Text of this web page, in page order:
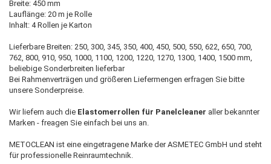
Breite: 450 mm
Lauflänge: 20 m je Rolle
Inhalt: 4 Rollen je Karton
Lieferbare Breiten: 250, 300, 345, 350, 400, 450, 500, 550, 622, 650, 700,
762, 800, 910, 950, 1000, 1100, 1200, 1220, 1270, 1300, 1400, 1500 mm,
beliebige Sonderbreiten lieferbar
Bei Rahmenverträgen und größeren Liefermengen erfragen Sie bitte
unsere Sonderpreise.
Wir liefern auch die Elastomerrollen für Panelcleaner aller bekannter
Marken - freagen Sie einfach bei uns an.
METOCLEAN ist eine eingetragene Marke der ASMETEC GmbH und steht
für professionelle Reinraumtechnik.